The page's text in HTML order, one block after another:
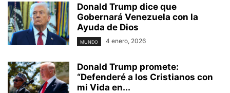
Donald Trump dice que
Gobernará Venezuela con la
Ayuda de Dios
MUNDO 4 enero, 2026
Donald Trump promete:
“Defenderé a los Cristianos con
mi Vida en...